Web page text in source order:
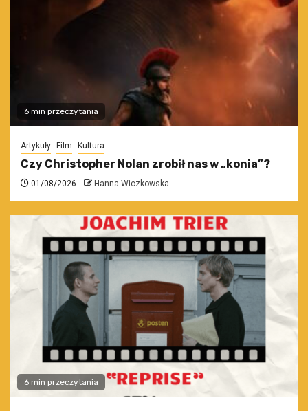
6 min przeczytania
Artykuły Film Kultura
Czy Christopher Nolan zrobił nas w „konia”?
01/08/2026 Hanna Wiczkowska
6 min przeczytania